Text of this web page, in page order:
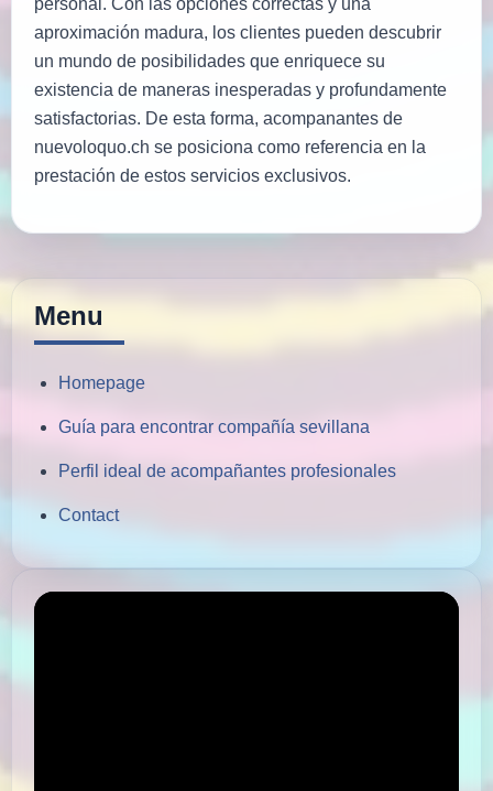
personal. Con las opciones correctas y una
aproximación madura, los clientes pueden descubrir
un mundo de posibilidades que enriquece su
existencia de maneras inesperadas y profundamente
satisfactorias. De esta forma, acompanantes de
nuevoloquo.ch se posiciona como referencia en la
prestación de estos servicios exclusivos.
Menu
Homepage
Guía para encontrar compañía sevillana
Perfil ideal de acompañantes profesionales
Contact